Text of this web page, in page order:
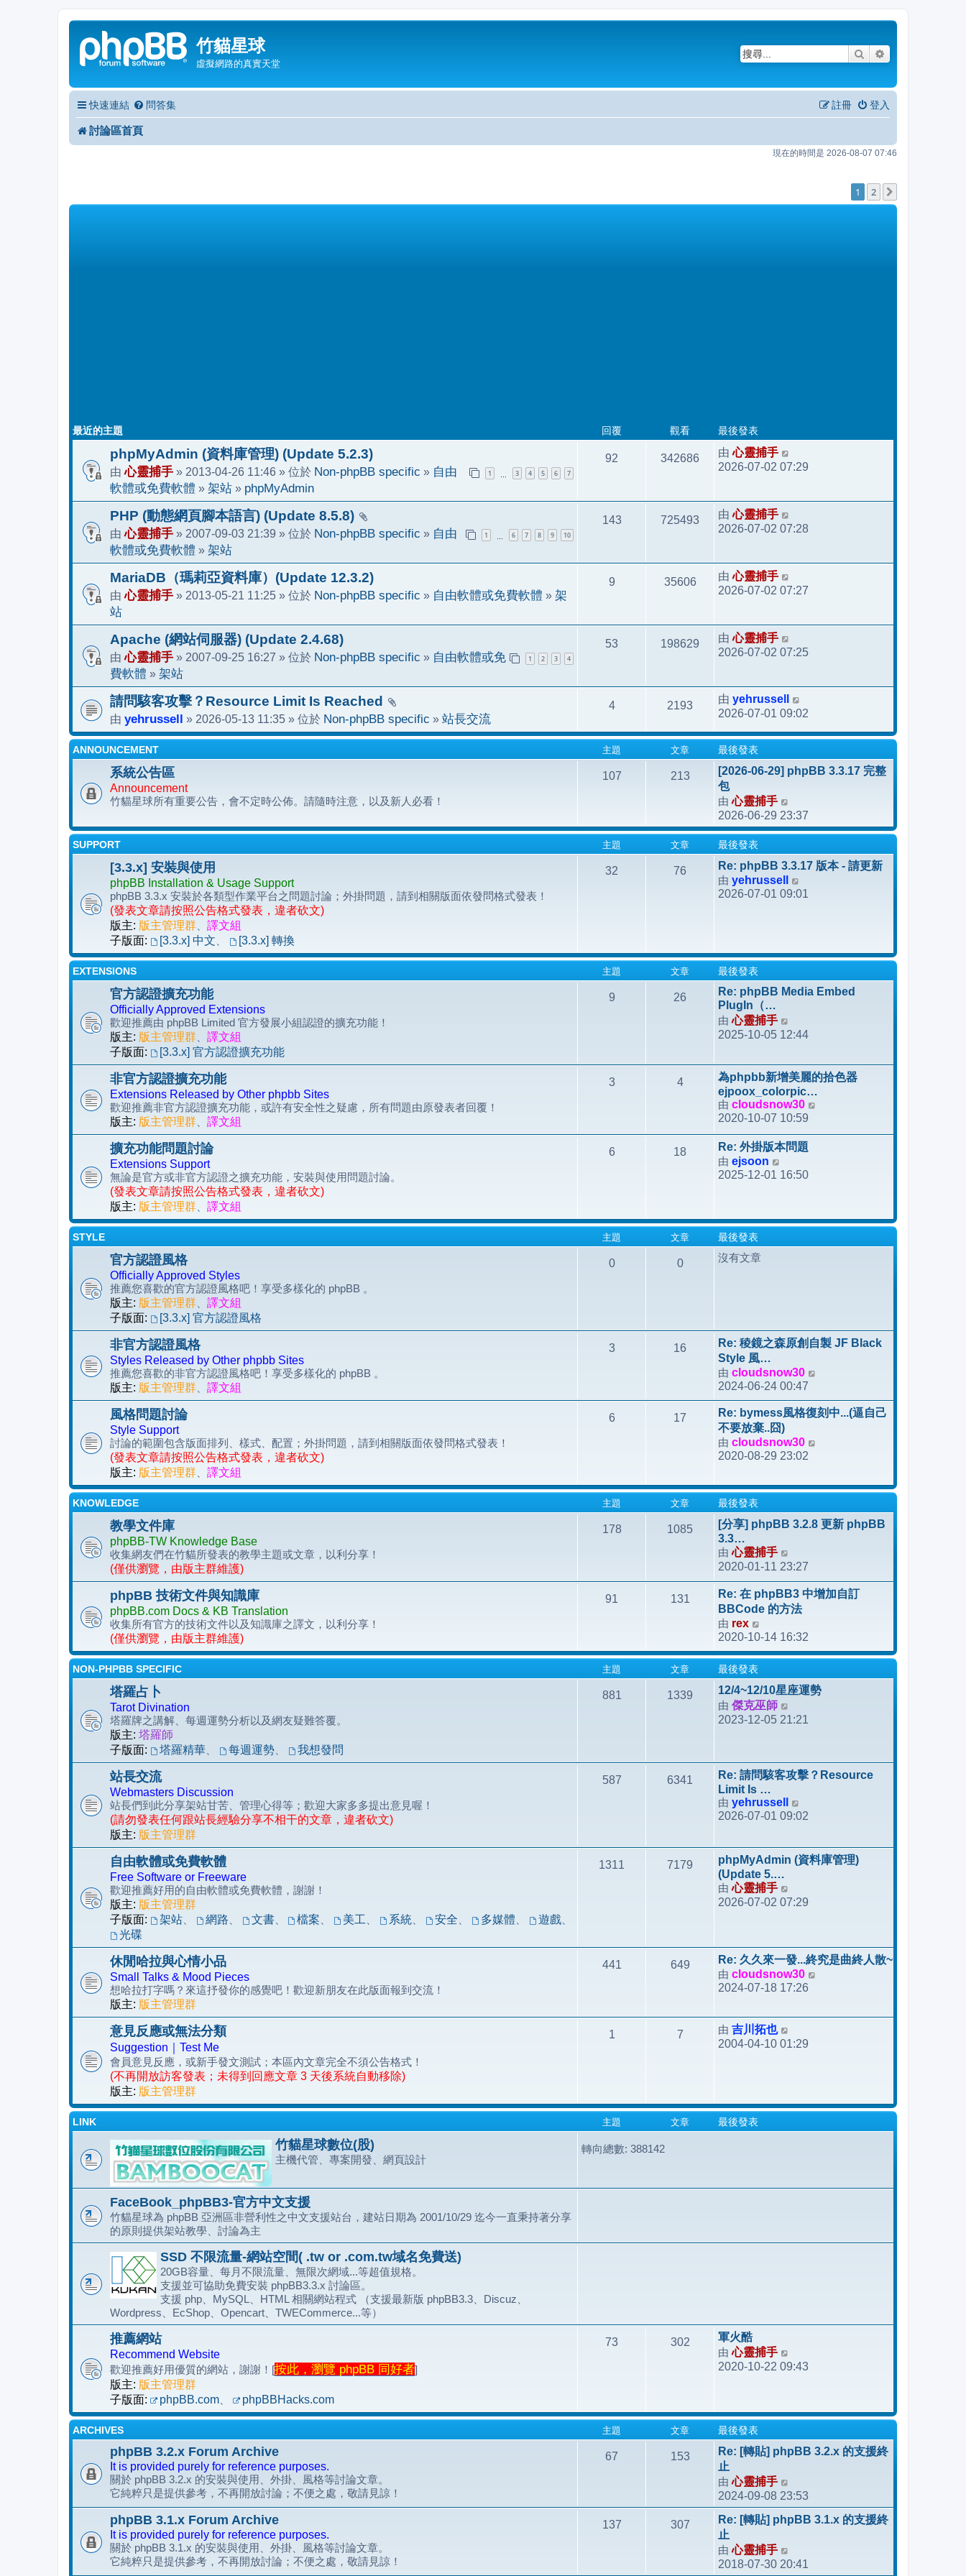
竹貓星球
虛擬網路的真實天堂
搜尋
快速連結 問答集 登入
註冊
討論區首頁
現在的時間是 2026-08-07 07:46
1 2
最近的主題 回覆 觀看 最後發表
phpMyAdmin (資料庫管理) (Update 5.2.3)
1 3 4 5 6 7
由心靈捕手 » 2013-04-26 11:46 » 位於 Non-phpBB specific » 自由
軟體或免費軟體 » 架站 » phpMyAdmin
92 342686 由心靈捕手
2026-07-02 07:29
PHP (動態網頁腳本語言) (Update 8.5.8)
1 6 7 8 9 10
由心靈捕手 » 2007-09-03 21:39 » 位於 Non-phpBB specific » 自由
軟體或免費軟體 » 架站
143 725493 由心靈捕手
2026-07-02 07:28
MariaDB（瑪莉亞資料庫）(Update 12.3.2)
由心靈捕手 » 2013-05-21 11:25 » 位於 Non-phpBB specific » 自由軟體或免費軟體 » 架
站
9 35606 由心靈捕手
2026-07-02 07:27
Apache (網站伺服器) (Update 2.4.68)
1 2 3 4
由心靈捕手 » 2007-09-25 16:27 » 位於 Non-phpBB specific » 自由軟體或免
費軟體 » 架站
53 198629 由心靈捕手
2026-07-02 07:25
請問駭客攻擊？Resource Limit Is Reached
由 yehrussell » 2026-05-13 11:35 » 位於 Non-phpBB specific » 站長交流
4 2193 由 yehrussell
2026-07-01 09:02
ANNOUNCEMENT 主題 文章 最後發表
系統公告區
Announcement
竹貓星球所有重要公告，會不定時公佈。請隨時注意，以及新人必看！
107 213
[2026-06-29] phpBB 3.3.17 完整
包
由心靈捕手
視
最
發
表
2026-06-29 23:37
SUPPORT 主題 文章 最後發表
[3.3.x] 安裝與使用
phpBB Installation & Usage Support
phpBB 3.3.x 安裝於各類型作業平台之問題討論；外掛問題，請到相關版面依發問格式發表！
(發表文章請按照公告格式發表，違者砍文)
版主: 版主管理群、 譯文組
子版面:
[3.3.x] 中文、 [3.3.x] 轉換
32 76
Re: phpBB 3.3.17 版本 - 請更新
由 yehrussell
視
表
2026-07-01 09:01
EXTENSIONS 主題 文章 最後發表
官方認證擴充功能
Officially Approved Extensions
歡迎推薦由 phpBB Limited 官方發展小組認證的擴充功能！
版主: 版主管理群、 譯文組
子版面:
[3.3.x] 官方認證擴充功能
9 26
Re: phpBB Media Embed
PlugIn（…
由心靈捕手
視
後
發
表
2025-10-05 12:44
非官方認證擴充功能
Extensions Released by Other phpbb Sites
歡迎推薦非官方認證擴充功能，或許有安全性之疑慮，所有問題由原發表者回覆！
版主: 版主管理群、 譯文組
3 4
為phpbb新增美麗的拾色器
ejpoox_colorpic…
由 cloudsnow30
最
2020-10-07 10:59
擴充功能問題討論
Extensions Support
無論是官方或非官方認證之擴充功能，安裝與使用問題討論。
(發表文章請按照公告格式發表，違者砍文)
版主: 版主管理群、 譯文組
6 18
Re: 外掛版本問題
由 ejsoon
視
發
2025-12-01 16:50
STYLE 主題 文章 最後發表
官方認證風格
Officially Approved Styles
推薦您喜歡的官方認證風格吧！享受多樣化的 phpBB 。
版主: 版主管理群、 譯文組
子版面:
[3.3.x] 官方認證風格
0 0 沒有文章
非官方認證風格
Styles Released by Other phpbb Sites
推薦您喜歡的非官方認證風格吧！享受多樣化的 phpBB 。
版主: 版主管理群、 譯文組
3 16
Re: 稜鏡之森原創自製 JF Black
Style 風…
由 cloudsnow30
最
後
2024-06-24 00:47
風格問題討論
Style Support
討論的範圍包含版面排列、樣式、配置；外掛問題，請到相關版面依發問格式發表！
(發表文章請按照公告格式發表，違者砍文)
版主: 版主管理群、 譯文組
6 17
Re: bymess風格復刻中...(逼自己
不要放棄..囧)
由 cloudsnow30
後
表
2020-08-29 23:02
KNOWLEDGE 主題 文章 最後發表
教學文件庫
phpBB-TW Knowledge Base
收集網友們在竹貓所發表的教學主題或文章，以利分享！
(僅供瀏覽，由版主群維護)
178 1085
[分享] phpBB 3.2.8 更新 phpBB
3.3…
由心靈捕手
視
最
後
發
表
2020-01-11 23:27
phpBB 技術文件與知識庫
phpBB.com Docs & KB Translation
收集所有官方的技術文件以及知識庫之譯文，以利分享！
(僅供瀏覽，由版主群維護)
91 131
Re: 在 phpBB3 中增加自訂
BBCode 的方法
由 rex
視
最
發
表
2020-10-14 16:32
NON-PHPBB SPECIFIC 主題 文章 最後發表
塔羅占卜
Tarot Divination
塔羅牌之講解、每週運勢分析以及網友疑難答覆。
版主: 塔羅師
子版面:
塔羅精華、 每週運勢、 我想發問
881 1339
12/4~12/10星座運勢
由 傑克巫師
視
發
表
2023-12-05 21:21
站長交流
Webmasters Discussion
站長們到此分享架站甘苦、管理心得等；歡迎大家多多提出意見喔！
(請勿發表任何跟站長經驗分享不相干的文章，違者砍文)
版主: 版主管理群
587 6341
Re: 請問駭客攻擊？Resource
Limit Is …
由 yehrussell
視
後
發
2026-07-01 09:02
自由軟體或免費軟體
Free Software or Freeware
歡迎推薦好用的自由軟體或免費軟體，謝謝！
版主: 版主管理群
子版面:
架站、 網路、 文書、 檔案、 美工、 系統、 安全、 多媒體、 遊戲、
光碟
1311 7179
phpMyAdmin (資料庫管理)
(Update 5.…
由心靈捕手
視
發
表
2026-07-02 07:29
休閒哈拉與心情小品
Small Talks & Mood Pieces
想哈拉打字嗎？來這抒發你的感覺吧！歡迎新朋友在此版面報到交流！
版主: 版主管理群
441 649
Re: 久久來一發...終究是曲終人散~
由 cloudsnow30
2024-07-18 17:26
意見反應或無法分類
Suggestion｜Test Me
會員意見反應，或新手發文測試；本區內文章完全不須公告格式！
(不再開放訪客發表；未得到回應文章 3 天後系統自動移除)
版主: 版主管理群
1 7 由 吉川拓也
視
表
2004-04-10 01:29
LINK 主題 文章 最後發表
竹貓星球數位(股)
主機代管、專案開發、網頁設計
轉向總數: 388142
FaceBook_phpBB3-官方中文支援
竹貓星球為 phpBB 亞洲區非營利性之中文支援站台，建站日期為 2001/10/29 迄今一直秉持著分享
的原則提供架站教學、討論為主
SSD 不限流量-網站空間( .tw or .com.tw域名免費送)
20GB容量、每月不限流量、無限次網域...等超值規格。
支援並可協助免費安裝 phpBB3.3.x 討論區。
支援 php、MySQL、HTML 相關網站程式 （支援最新版 phpBB3.3、Discuz、
Wordpress、EcShop、Opencart、TWECommerce...等）
推薦網站
Recommend Website
歡迎推薦好用優質的網站，謝謝！[按此，瀏覽 phpBB 同好者]
版主: 版主管理群
子版面:
phpBB.com、 phpBBHacks.com
73 302
軍火酷
由心靈捕手
視
發
2020-10-22 09:43
ARCHIVES 主題 文章 最後發表
phpBB 3.2.x Forum Archive
It is provided purely for reference purposes.
關於 phpBB 3.2.x 的安裝與使用、外掛、風格等討論文章。
它純粹只是提供參考，不再開放討論；不便之處，敬請見諒！
67 153
Re: [轉貼] phpBB 3.2.x 的支援終
止
由心靈捕手
視
最
後
表
2024-09-08 23:53
phpBB 3.1.x Forum Archive
It is provided purely for reference purposes.
關於 phpBB 3.1.x 的安裝與使用、外掛、風格等討論文章。
它純粹只是提供參考，不再開放討論；不便之處，敬請見諒！
137 307
Re: [轉貼] phpBB 3.1.x 的支援終
止
由心靈捕手
視
2018-07-30 20:41